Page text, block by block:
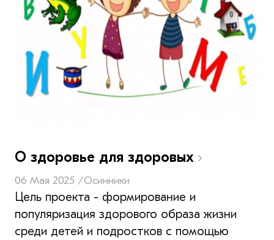
О здоровье для здоровых
06 Мая 2025 /Осинники
Цель проекта - формирование и
популяризация здорового образа жизни
среди детей и подростков с помощью